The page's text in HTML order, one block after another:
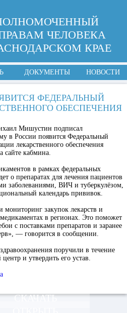
ЧЕЛОВЕКА
КРАЕ
ДОКУМЕНТЫ НОВОСТИ
ФЕДЕРАЛЬНЫЙ
ОБЕСПЕЧЕНИЯ
Мишустин подписал
в России появится Федеральный
лекарственного обеспечения
сайте кабмина.
в рамках федеральных
о препаратах для лечения пациентов
заболеваниями, ВИЧ и туберкулёзом,
календарь прививок.
мониторинг закупок лекарств и
в регионах. Это поможет
с поставками препаратов и заранее
— говорится в сообщении.
поручили в течение
и утвердить его устав.
СКАЧАТЬ